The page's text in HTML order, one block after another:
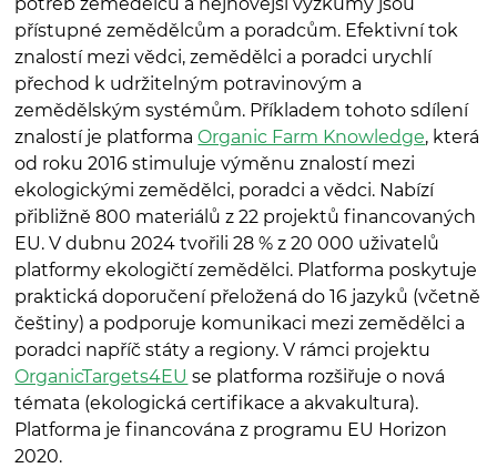
přístupné zemědělcům a poradcům. Efektivní tok
znalostí mezi vědci, zemědělci a poradci urychlí
přechod k udržitelným potravinovým a
zemědělským systémům. Příkladem tohoto sdílení
znalostí je platformaOrganic Farm Knowledge, která
od roku 2016 stimuluje výměnu znalostí mezi
ekologickými zemědělci, poradci a vědci. Nabízí
přibližně 800 materiálů z 22 projektů financovaných
EU. V dubnu 2024 tvořili 28 % z 20 000 uživatelů
platformy ekologičtí zemědělci. Platforma poskytuje
praktická doporučení přeložená do 16 jazyků (včetně
češtiny) a podporuje komunikaci mezi zemědělci a
poradci napříč státy a regiony. V rámci projektu
OrganicTargets4EU se platforma rozšiřuje o nová
témata (ekologická certifikace a akvakultura).
Platforma je financována z programu EU Horizon
2020.